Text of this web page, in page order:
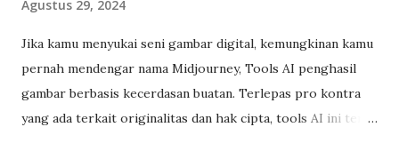
Agustus 29, 2024
Jika kamu menyukai seni gambar digital, kemungkinan kamu
pernah mendengar nama Midjourney, Tools AI penghasil
gambar berbasis kecerdasan buatan. Terlepas pro kontra
yang ada terkait originalitas dan hak cipta, tools AI ini terus